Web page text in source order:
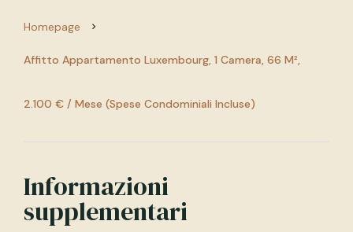
Homepage
Affitto Appartamento Luxembourg, 1 Camera, 66 M²,
2.100 € / Mese (Spese Condominiali Incluse)
Informazioni
supplementari